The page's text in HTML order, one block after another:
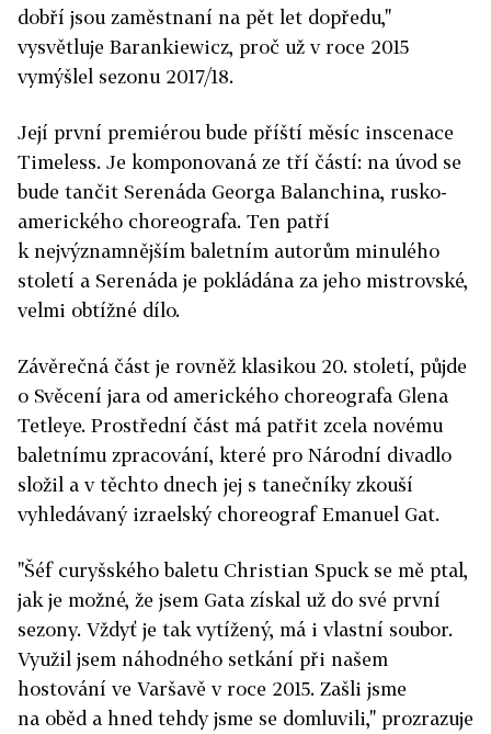
dobří jsou zaměstnaní na pět let dopředu,"
vysvětluje Barankiewicz, proč už v roce 2015
vymýšlel sezonu 2017/18.
Její první premiérou bude příští měsíc inscenace
Timeless. Je komponovaná ze tří částí: na úvod se
bude tančit Serenáda Georga Balanchina, rusko-
amerického choreografa. Ten patří
k nejvýznamnějším baletním autorům minulého
století a Serenáda je pokládána za jeho mistrovské,
velmi obtížné dílo.
Závěrečná část je rovněž klasikou 20. století, půjde
o Svěcení jara od amerického choreografa Glena
Tetleye. Prostřední část má patřit zcela novému
baletnímu zpracování, které pro Národní divadlo
složil a v těchto dnech jej s tanečníky zkouší
vyhledávaný izraelský choreograf Emanuel Gat.
"Šéf curyšského baletu Christian Spuck se mě ptal,
jak je možné, že jsem Gata získal už do své první
sezony. Vždyť je tak vytížený, má i vlastní soubor.
Využil jsem náhodného setkání při našem
hostování ve Varšavě v roce 2015. Zašli jsme
na oběd a hned tehdy jsme se domluvili," prozrazuje